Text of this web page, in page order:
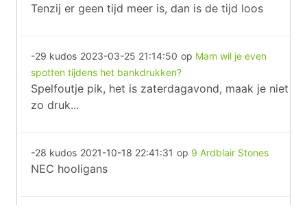
Tenzij er geen tijd meer is, dan is de tijd loos
-29 kudos 2023-03-25 21:14:50 op Mam wil je even
spotten tijdens het bankdrukken?
Spelfoutje pik, het is zaterdagavond, maak je niet
zo druk...
-28 kudos 2021-10-18 22:41:31 op 9 Ardblair Stones
NEC hooligans